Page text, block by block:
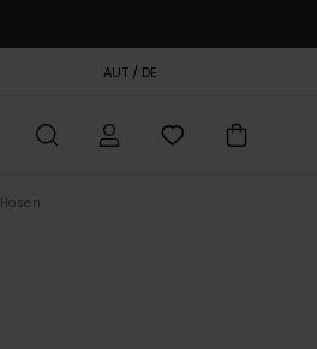
AUT / DE
Hosen